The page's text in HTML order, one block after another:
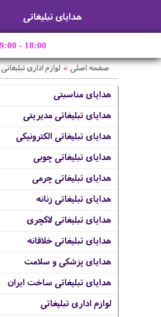
هدایای تبلیغاتی
- 18:00
صفحه اصلی > لوازم اداری تبلیغاتی
هدایای مناسبتی
هدایای تبلیغاتی مدیریتی
هدایای تبلیغاتی الکترونیکی
هدایای تبلیغاتی چوبی
هدایای تبلیغاتی چرمی
هدایای تبلیغاتی زنانه
هدایای تبلیغاتی لاکچری
هدایای تبلیغاتی خلاقانه
هدایای پزشکی و سلامت
هدایای تبلیغاتی ساخت ایران
لوازم اداری تبلیغاتی